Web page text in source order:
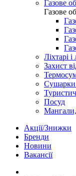
Газове
Газове
Ліхтарі
Захист
Сушарки
Посуд
Акції/Знижки
Бренди
Новини
Вакансії